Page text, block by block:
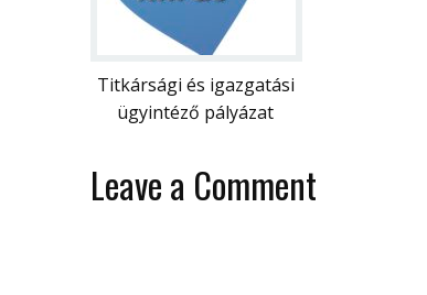
Titkársági és igazgatási
ügyintéző pályázat
Leave a Comment